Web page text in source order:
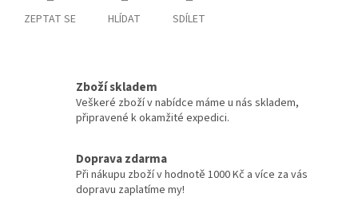
ZEPTAT SE HLÍDAT SDÍLET
Zboží skladem
Veškeré zboží v nabídce máme u nás skladem,
připravené k okamžité expedici.
Doprava zdarma
Při nákupu zboží v hodnotě 1000 Kč a více za vás
dopravu zaplatíme my!